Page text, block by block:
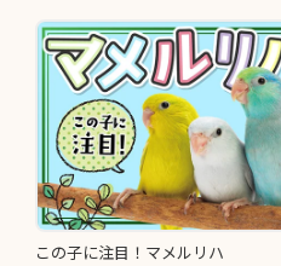
この子に注目！マメルリハ